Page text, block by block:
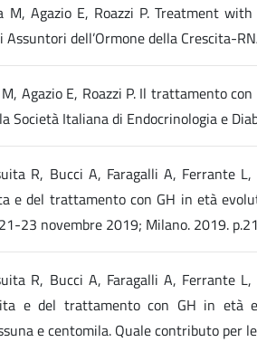
M, Agazio E, Roazzi P. Treatment
dell’Ormone della Crescita-
Agazio E, Roazzi P. Il trattamento
Società Italiana di Endocrinologia e
R, Bucci A, Faragalli A, Ferrante
e del trattamento con GH in età
23 novembre 2019; Milano. 2019.
R, Bucci A, Faragalli A, Ferrante
e del trattamento con GH in età
e centomila. Quale contributo